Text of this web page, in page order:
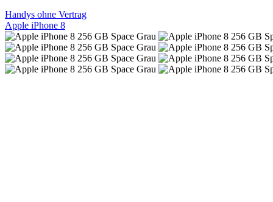
Handys ohne Vertrag
Apple iPhone 8